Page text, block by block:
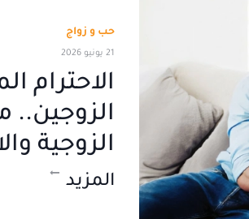
حب و زواج
21 يونيو 2026
الاحترام
الزوجين..
الزوجية
المزيد